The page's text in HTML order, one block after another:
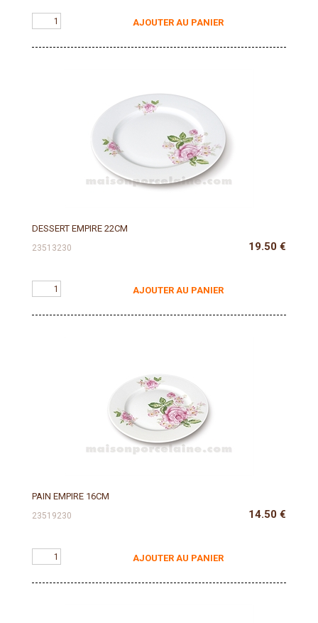
AJOUTER AU PANIER
DESSERT EMPIRE 22CM
23513230 19.50 €
AJOUTER AU PANIER
PAIN EMPIRE 16CM
23519230 14.50 €
AJOUTER AU PANIER